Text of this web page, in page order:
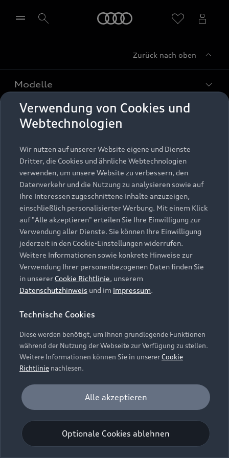
Zurück nach oben
Modelle
Alle Modelle
Elektromodelle
Plug-in-Hybride
Kaufen & leasen
Neuwagensuche
Gebrauchtwagensuche
Gebrauchtwagen
Finanzierung
Aktionen & Angebote
Geschäftskunden
Saisonale Angebote
Audi Services
Garantie
Audi digital services
myAudi
Support
Kundenservice
Händlersuche
Audi Code
Häufige Fragen (FAQ)
Audi Online Beratung
Bordbuch & Bedienungsanleitungen
Verträge kündigen
Vertrag widerrufen
Über Audi
Unternehmen
Karriere
Investor Relations
Presse & Media Center
Datenschutz
Audi erleben
Newsletter
© 2026 AUDI AG. Alle Rechte vorbehalten
Datenschutzinformation
Cookie-Richtlinie
Barrierefreiheit
Digital Services Act
EU Data Act
Embleme am Fahrzeug bei allen Abbildungen auf dieser
Webseite kann abweichen.
Verwendung von Cookies und
Webtechnologien
Wir nutzen auf unserer Website eigene und Dienste
Dritter, die Cookies und ähnliche Webtechnologien
verwenden, um unsere Website zu verbessern, den
Datenverkehr und die Nutzung zu analysieren sowie auf
Ihre Interessen zugeschnittene Inhalte anzuzeigen,
einschließlich personalisierter Werbung. Mit einem Klick
auf "Alle akzeptieren" erteilen Sie Ihre Einwilligung zur
Verwendung aller Dienste. Sie können Ihre Einwilligung
jederzeit in den Cookie-Einstellungen widerrufen.
Weitere Informationen sowie konkrete Hinweise zur
Verwendung Ihrer personenbezogenen Daten finden Sie
in unserer Cookie Richtlinie, unserem
Datenschutzhinweis und im Impressum.
Technische Cookies
Diese werden benötigt, um Ihnen grundlegende Funktionen
während der Nutzung der Webseite zur Verfügung zu stellen.
Weitere Informationen können Sie in unsererCookie
Richtlinie nachlesen.
Analyse und Statistik
Performance Cookies sammeln Informationen
darüber, wie unsere Webseite genutzt wird (z. B.
Anzahl der Besuche, Verweildauer). Diese Cookies
werden zur Optimierung der Webseite verwendet.
Optionale Cookies ablehnen
Alle akzeptieren